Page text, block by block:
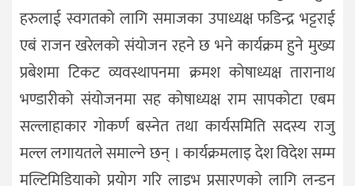
हरुलाई स्वगतको लागि समाजका उपाध्यक्ष फडिन्द्र भट्टराई
एबं राजन खरेलको संयोजन रहने छ भने कार्यक्रम हुने मुख्य
प्रबेशमा टिकट व्यवस्थापनमा क्रमश कोषाध्यक्ष तारानाथ
भण्डारीको संयोजनमा सह कोषाध्यक्ष राम सापकोटा एबम
सल्लाहाकार गोकर्ण बस्नेत तथा कार्यसमिति सदस्य राजु
मल्ल लगायतले समाल्ने छन् । कार्यक्रमलाइ देश विदेश सम्म
मल्टिमिडियाको प्रयोग गरि लाइभ प्रसारणको लागि लन्डन